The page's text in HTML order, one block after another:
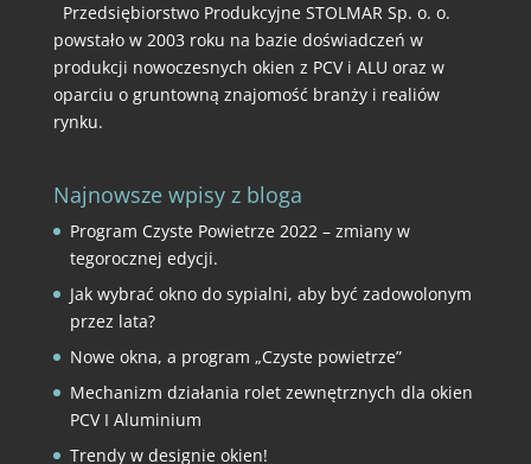
Przedsiębiorstwo Produkcyjne STOLMAR Sp. o. o.
powstało w 2003 roku na bazie doświadczeń w
produkcji nowoczesnych okien z PCV i ALU oraz w
oparciu o gruntowną znajomość branży i realiów
rynku.
Najnowsze wpisy z bloga
Program Czyste Powietrze 2022 – zmiany w
tegorocznej edycji.
Jak wybrać okno do sypialni, aby być zadowolonym
przez lata?
Nowe okna, a program „Czyste powietrze”
Mechanizm działania rolet zewnętrznych dla okien
PCV I Aluminium
Trendy w designie okien!